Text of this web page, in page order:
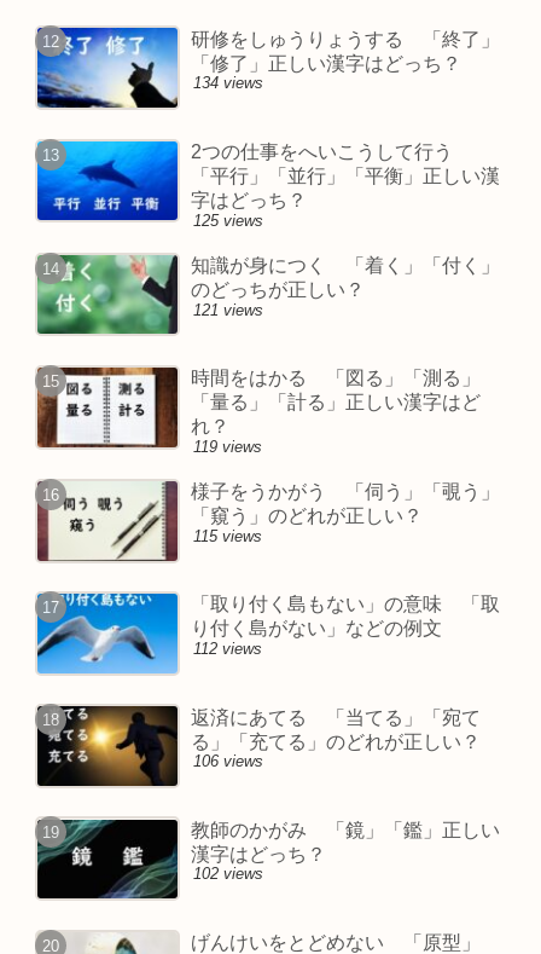
研修をしゅうりょうする 「終了」
「修了」正しい漢字はどっち？
134 views
2つの仕事をへいこうして行う
「平行」「並行」「平衡」正しい漢
字はどっち？
125 views
知識が身につく 「着く」「付く」
のどっちが正しい？
121 views
時間をはかる 「図る」「測る」
「量る」「計る」正しい漢字はど
れ？
119 views
様子をうかがう 「伺う」「覗う」
「窺う」のどれが正しい？
115 views
「取り付く島もない」の意味 「取
り付く島がない」などの例文
112 views
返済にあてる 「当てる」「宛て
る」「充てる」のどれが正しい？
106 views
教師のかがみ 「鏡」「鑑」正しい
漢字はどっち？
102 views
げんけいをとどめない 「原型」